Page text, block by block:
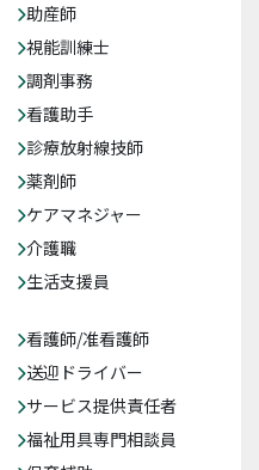
助産師
視能訓練士
調剤事務
看護助手
診療放射線技師
薬剤師
ケアマネジャー
介護職
生活支援員
看護師/准看護師
送迎ドライバー
サービス提供責任者
福祉用具専門相談員